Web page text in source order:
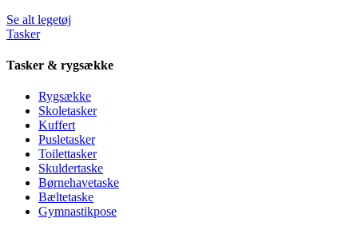
Se alt legetøj
Tasker
Tasker & rygsække
Rygsække
Skoletasker
Kuffert
Pusletasker
Toilettasker
Skuldertaske
Børnehavetaske
Bæltetaske
Gymnastikpose